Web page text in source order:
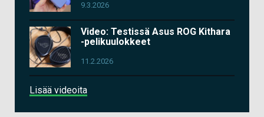
9.3.2026
Video: Testissä Asus ROG Kithara
-pelikuulokkeet
11.2.2026
Lisää videoita